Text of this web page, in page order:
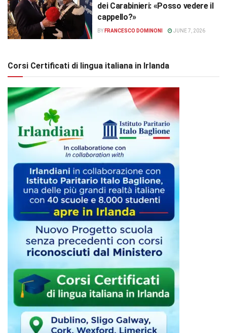
dei Carabinieri: «Posso vedere il
cappello?»
BY FRANCESCO DOMINONI JUNE 7, 2026
Corsi Certificati di lingua italiana in Irlanda